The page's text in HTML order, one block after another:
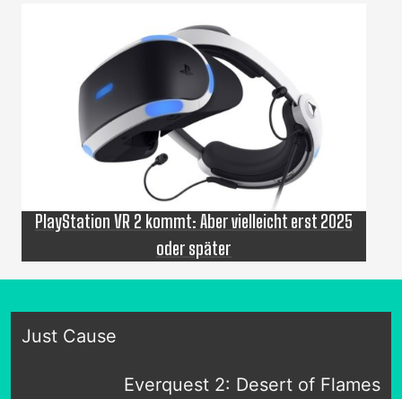
PlayStation VR 2 kommt: Aber vielleicht erst 2025
oder später
Just Cause
Everquest 2: Desert of Flames